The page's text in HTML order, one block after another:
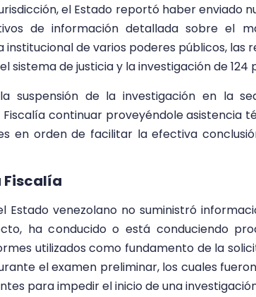
el Estado reportó haber enviado
de información detallada sobre el
institucional de varios poderes públicos, las
sistema de justicia y la investigación de 124
suspensión de la investigación en la
continuar proveyéndole asistencia
en orden de facilitar la efectiva
Fiscalía
Estado venezolano no suministró
ha conducido o está conduciendo
utilizados como fundamento de la
el examen preliminar, los cuales
para impedir el inicio de una